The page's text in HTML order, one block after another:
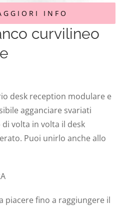
INFO
curvilineo
desk reception modulare e
agganciare svariati
volta in volta il desk
Puoi unirlo anche allo
piacere fino a raggiungere il